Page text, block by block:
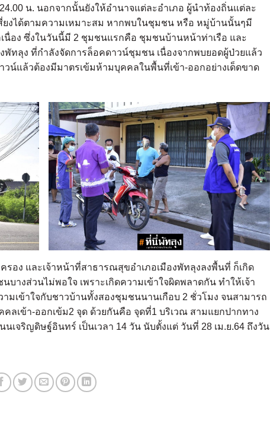
น. นอกจากนั้นยังให้อำนาจแต่ละอำเภอ ผู้นำท้องถิ่นแต่ละ
งได้ตามความเหมาะสม หากพบในชุมชน หรือ หมู่บ้านนั้นๆมี
นื่อง ซึ่งในวันนี้มี 2 ชุมชนแรกคือ ชุมชนบ้านหน้าท่าเรือ และ
พัทลุง ที่กำลังจัดการล็อคดาวน์ชุมชน เนื่องจากพบยอดผู้ป่วยแล้ว
น์แล้วต้องมีมาตรเข้มห้ามบุคคลในพื้นที่เข้า-ออกอย่างเด็ดขาด
รอง และเจ้าหน้าที่สาธารณสุขอำเภอเมืองพัทลุงลงพื้นที่ ก็เกิด
างส่วนไม่พอใจ เพราะเกิดความเข้าใจผิดพลาดกัน ทำให้เจ้า
ามเข้าใจกับชาวบ้านทั้งสองชุมชนนานเกือบ 2 ชั่วโมง จนสามารถ
ลเข้า-ออกเข้ม2 จุด ด้วยกันคือ จุดที่1 บริเวณ สามแยกปากทาง
เจริญดิษฐ์อินทร์ เป็นเวลา 14 วัน นับตั้งแต่ วันที่ 28 เม.ย.64 ถึงวัน